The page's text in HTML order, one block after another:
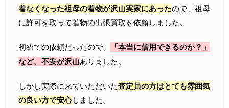
着なくなった祖母の着物が沢山実家にあったので、祖母
に許可を取って着物の出張買取を依頼しました。
初めての依頼だったので、
「本当に信用できるのか？」
など、不安が沢山ありました。
しかし実際に来ていただいた査定員の方はとても雰囲気
の良い方で安心しました。